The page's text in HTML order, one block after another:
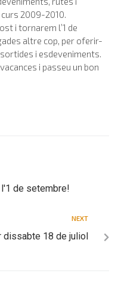
2009-2010.
i tornarem l’1 de
altre cop, per oferir-
i esdeveniments.
i passeu un bon
l'1 de setembre!
NEXT
dissabte 18 de juliol